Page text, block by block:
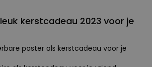
kerstcadeau 2023 voor je
poster als kerstcadeau voor je